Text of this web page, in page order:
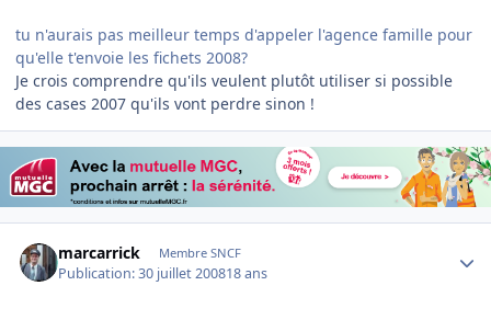
tu n'aurais pas meilleur temps d'appeler l'agence famille pour
qu'elle t'envoie les fichets 2008?
Je crois comprendre qu'ils veulent plutôt utiliser si possible
des cases 2007 qu'ils vont perdre sinon !
marcarrick Membre SNCF
Publication:30 juillet 200818 ans